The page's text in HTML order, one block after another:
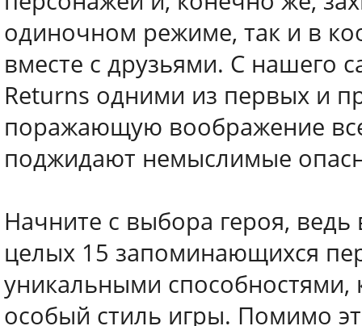
одиночном режиме, так и в
вместе с друзьями. С нашего
Returns одними из первых и
поражающую воображение
поджидают немыслимые
Начните с выбора героя,
целых 15 запоминающихся
уникальными
особый стиль игры. Помимо